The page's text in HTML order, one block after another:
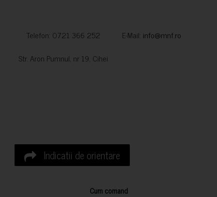
Telefon: 0721 366 252 E-Mail: info@mnf.ro
Str. Aron Pumnul, nr 19, Cihei
Indicatii de orientare
Cum comand